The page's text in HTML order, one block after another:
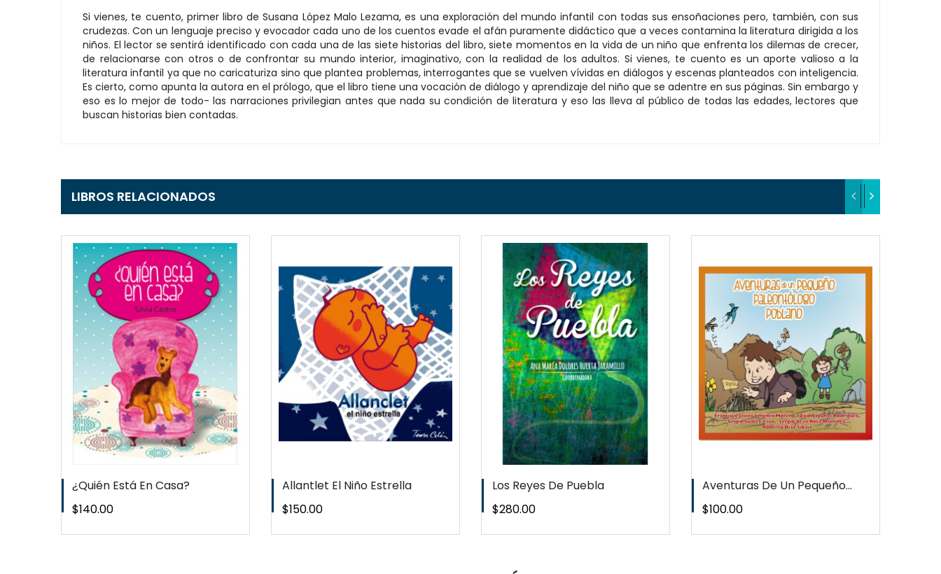
Si vienes, te cuento, primer libro de Susana López Malo Lezama, es una exploración del mundo infantil con todas sus ensoñaciones pero, también, con sus
crudezas. Con un lenguaje preciso y evocador cada uno de los cuentos evade el afán puramente didáctico que a veces contamina la literatura dirigida a los
niños. El lector se sentirá identificado con cada una de las siete historias del libro, siete momentos en la vida de un niño que enfrenta los dilemas de crecer,
de relacionarse con otros o de confrontar su mundo interior, imaginativo, con la realidad de los adultos. Si vienes, te cuento es un aporte valioso a la
literatura infantil ya que no caricaturiza sino que plantea problemas, interrogantes que se vuelven vívidas en diálogos y escenas planteados con inteligencia.
Es cierto, como apunta la autora en el prólogo, que el libro tiene una vocación de diálogo y aprendizaje del niño que se adentre en sus páginas. Sin embargo y
eso es lo mejor de todo- las narraciones privilegian antes que nada su condición de literatura y eso las lleva al público de todas las edades, lectores que
buscan historias bien contadas.
LIBROS RELACIONADOS
¿Quién Está En Casa?
Precio
$140.00
QUICKVIEW
WISHLIST
Allantlet El Niño Estrella
Precio
$150.00
QUICKVIEW
WISHLIST
Los Reyes De Puebla
Precio
$280.00
QUICKVIEW
WISHLIST
Aventuras De Un Pequeño...
Precio
$100.00
QUICKVIEW
WISHLIST